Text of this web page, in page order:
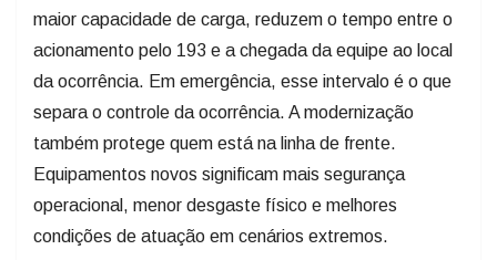
maior capacidade de carga, reduzem o tempo entre o
acionamento pelo 193 e a chegada da equipe ao local
da ocorrência. Em emergência, esse intervalo é o que
separa o controle da ocorrência. A modernização
também protege quem está na linha de frente.
Equipamentos novos significam mais segurança
operacional, menor desgaste físico e melhores
condições de atuação em cenários extremos.